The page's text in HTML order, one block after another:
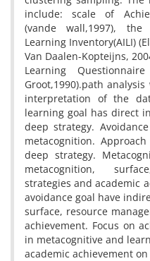
include: scale of
(vande wall,1997),
Learning Inventory(AILI)
Van Daalen-Kopteijns,
Learning
Groot,1990).path
interpretation of the
learning goal has direct
deep strategy.
metacognition.
deep strategy.
metacognition,
strategies and academic
avoidance goal have
surface, resource
achievement. Focus on
in metacognitive and
academic achievement